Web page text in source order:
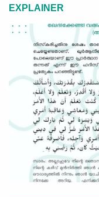
EXPLAINER